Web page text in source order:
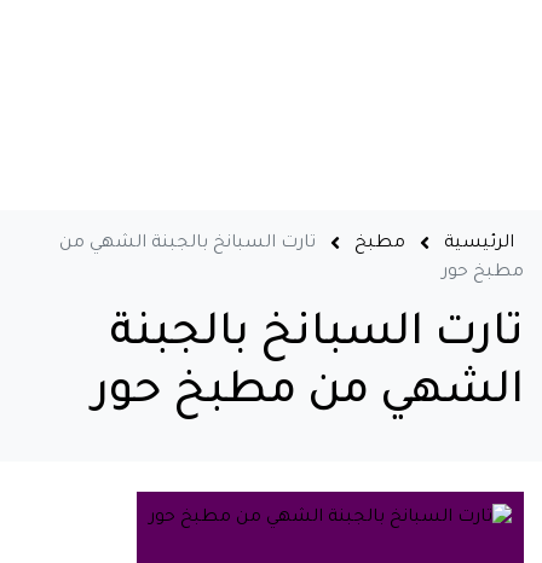
الرئيسية مطبخ
تارت السبانخ بالجبنة الشهي من
مطبخ حور
تارت السبانخ بالجبنة
الشهي من مطبخ حور